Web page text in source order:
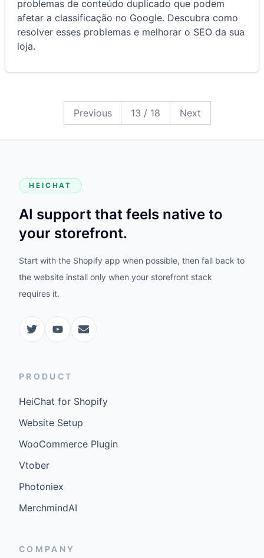
problemas de conteúdo duplicado que podem
afetar a classificação no Google. Descubra como
resolver esses problemas e melhorar o SEO da sua
loja.
Previous 13 / 18 Next
HEICHAT
AI support that feels native to
your storefront.
Start with the Shopify app when possible, then fall back to
the website install only when your storefront stack
requires it.
PRODUCT
HeiChat for Shopify
Website Setup
WooCommerce Plugin
Vtober
Photoniex
MerchmindAI
COMPANY